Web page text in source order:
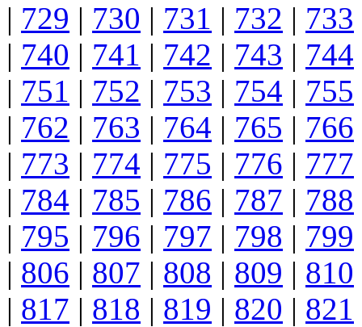
| 729 | 730 | 731 | 732 | 733
| 740 | 741 | 742 | 743 | 744
| 751 | 752 | 753 | 754 | 755
| 762 | 763 | 764 | 765 | 766
| 773 | 774 | 775 | 776 | 777
| 784 | 785 | 786 | 787 | 788
| 795 | 796 | 797 | 798 | 799
| 806 | 807 | 808 | 809 | 810
| 817 | 818 | 819 | 820 | 821